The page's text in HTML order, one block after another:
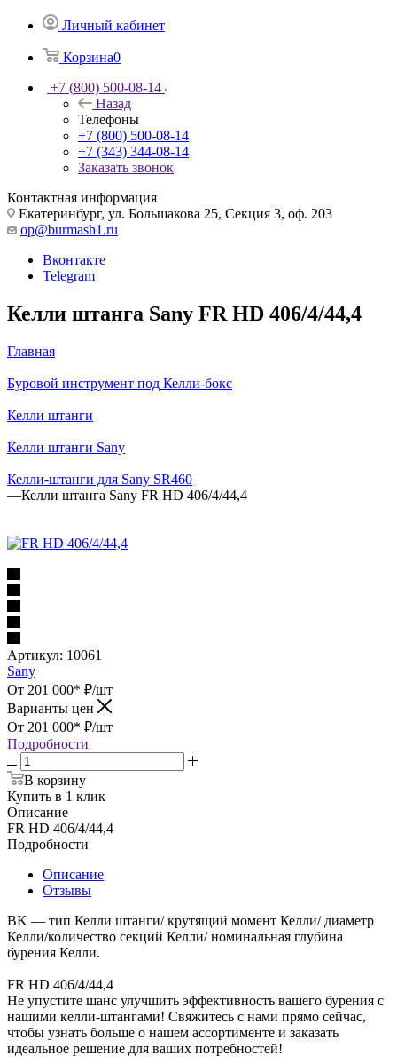
Личный кабинет
Корзина0
+7 (800) 500-08-14
Назад
Телефоны
+7 (800) 500-08-14
+7 (343) 344-08-14
Заказать звонок
Контактная информация
Екатеринбург, ул. Большакова 25, Секция 3, оф. 203
op@burmash1.ru
Вконтакте
Telegram
Келли штанга Sany FR HD 406/4/44,4
Главная
—
Буровой инструмент под Келли-бокс
—
Келли штанги
—
Келли штанги Sany
—
Келли-штанги для Sany SR460
—Келли штанга Sany FR HD 406/4/44,4
Артикул: 10061
Sany
От 201 000* ₽/шт
Варианты цен
От 201 000* ₽/шт
Подробности
В корзину
Купить в 1 клик
Описание
FR HD 406/4/44,4
Подробности
Описание
Отзывы
BK — тип Келли штанги/ крутящий момент Келли/ диаметр
Келли/количество секций Келли/ номинальная глубина
бурения Келли.
FR HD 406/4/44,4
Не упустите шанс улучшить эффективность вашего бурения с
нашими келли-штангами! Свяжитесь с нами прямо сейчас,
чтобы узнать больше о нашем ассортименте и заказать
идеальное решение для ваших потребностей!